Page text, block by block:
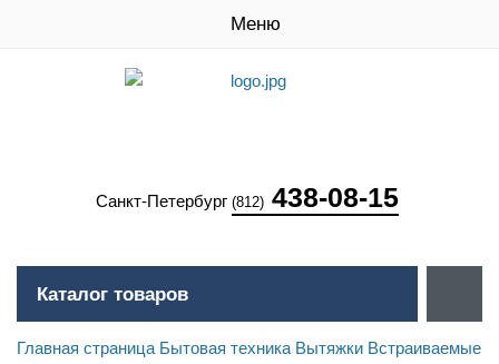
Меню
Санкт-Петербург (812) 438-08-15
Каталог товаров
Главная страница Бытовая техника Вытяжки Встраиваемые